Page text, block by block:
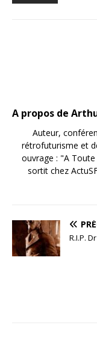
A propos de
Auteur,
rétrofuturisme et
ouvrage : "A
sortit chez
R.I.P.